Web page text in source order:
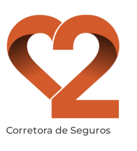
Corretora de Seguros